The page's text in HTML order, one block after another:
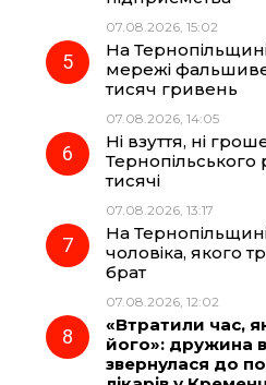
07.08.2026, 15:02
На
мережі
тисяч гривень
07.08.2026, 14:05
Ні взуття, ні
Тернопільського
тисячі
07.08.2026, 13:17
На
чоловіка, якого
брат
07.08.2026, 12:02
«Втратили час,
його»: дружина
звернулася до